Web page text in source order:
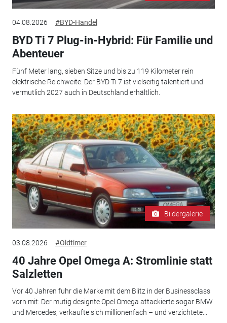
04.08.2026 #BYD-Handel
BYD Ti 7 Plug-in-Hybrid: Für Familie und
Abenteuer
Fünf Meter lang, sieben Sitze und bis zu 119 Kilometer rein
elektrische Reichweite: Der BYD Ti 7 ist vielseitig talentiert und
vermutlich 2027 auch in Deutschland erhältlich.
Bildergalerie
03.08.2026 #Oldtimer
40 Jahre Opel Omega A: Stromlinie statt
Salzletten
Vor 40 Jahren fuhr die Marke mit dem Blitz in der Businessclass
vorn mit: Der mutig designte Opel Omega attackierte sogar BMW
und Mercedes, verkaufte sich millionenfach – und verzichtete...